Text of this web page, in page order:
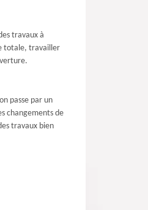
travaux à
totale, travailler
passe par un
changements de
travaux bien